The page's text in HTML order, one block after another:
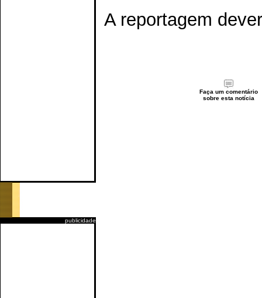
publicidade
A reportagem
Faça um comentário
sobre esta notícia